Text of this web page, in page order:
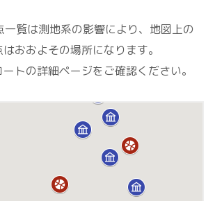
一覧は測地系の影響により、地図上の
おおよその場所になります。
トの詳細ページをご確認ください。